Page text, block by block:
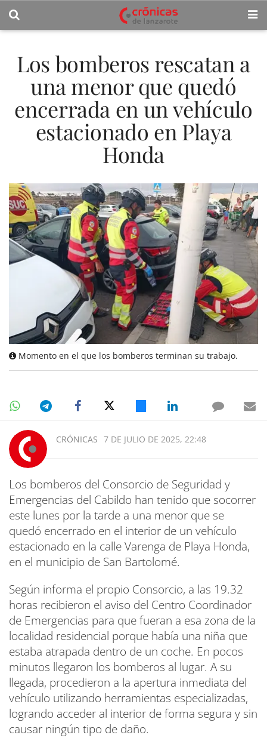
Los bomberos rescatan a
una menor que quedó
encerrada en un vehículo
estacionado en Playa
Honda
Momento en el que los bomberos terminan su trabajo.
CRÓNICAS 7 DE JULIO DE 2025, 22:48
Los bomberos del Consorcio de Seguridad y
Emergencias del Cabildo han tenido que socorrer
este lunes por la tarde a una menor que se
quedó encerrado en el interior de un vehículo
estacionado en la calle Varenga de Playa Honda,
en el municipio de San Bartolomé.
Según informa el propio Consorcio, a las 19.32
horas recibieron el aviso del Centro Coordinador
de Emergencias para que fueran a esa zona de la
localidad residencial porque había una niña que
estaba atrapada dentro de un coche. En pocos
minutos llegaron los bomberos al lugar. A su
llegada, procedieron a la apertura inmediata del
vehículo utilizando herramientas especializadas,
logrando acceder al interior de forma segura y sin
causar ningún tipo de daño.